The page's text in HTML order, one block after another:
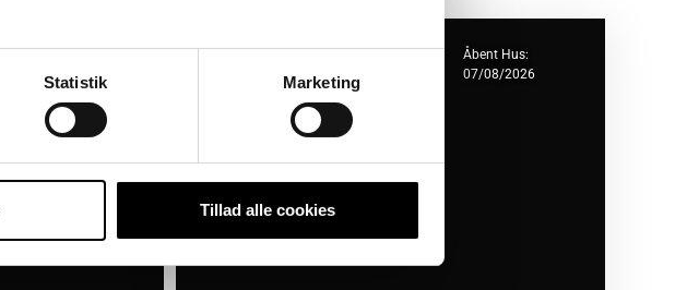
Statistik Marketing
Tillad alle cookies
07/08/2026
Åbent Hus:
07/08/2026
Sejlklubvej 1B
2450 København SV